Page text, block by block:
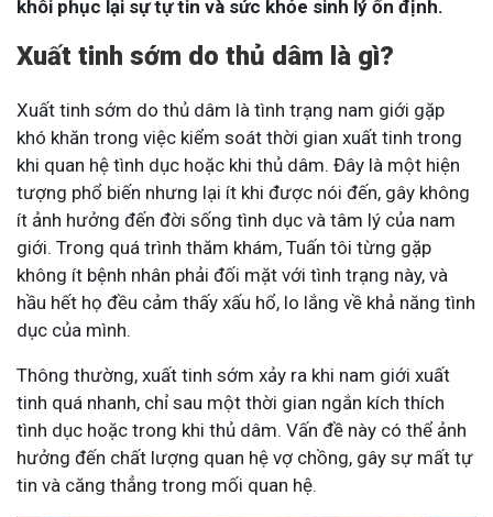
khôi phục lại sự tự tin và sức khỏe sinh lý ổn định.
Xuất tinh sớm do thủ dâm là gì?
Xuất tinh sớm do thủ dâm là tình trạng nam giới gặp
khó khăn trong việc kiểm soát thời gian xuất tinh trong
khi quan hệ tình dục hoặc khi thủ dâm. Đây là một hiện
tượng phổ biến nhưng lại ít khi được nói đến, gây không
ít ảnh hưởng đến đời sống tình dục và tâm lý của nam
giới. Trong quá trình thăm khám, Tuấn tôi từng gặp
không ít bệnh nhân phải đối mặt với tình trạng này, và
hầu hết họ đều cảm thấy xấu hổ, lo lắng về khả năng tình
dục của mình.
Thông thường, xuất tinh sớm xảy ra khi nam giới xuất
tinh quá nhanh, chỉ sau một thời gian ngắn kích thích
tình dục hoặc trong khi thủ dâm. Vấn đề này có thể ảnh
hưởng đến chất lượng quan hệ vợ chồng, gây sự mất tự
tin và căng thẳng trong mối quan hệ.